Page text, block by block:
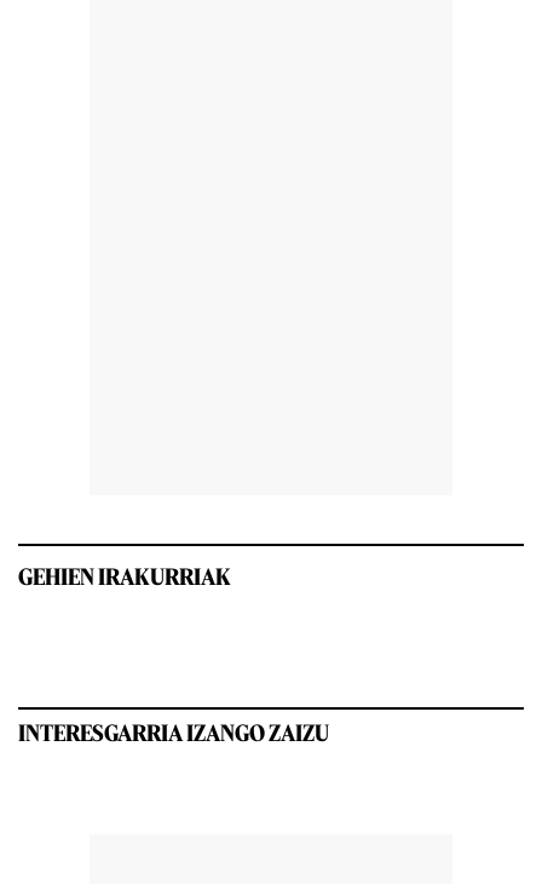
GEHIEN IRAKURRIAK
INTERESGARRIA IZANGO ZAIZU